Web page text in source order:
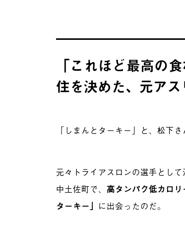
「これほど最高の
住を決めた、元アス
「しまんとターキー」と、松下
元々トライアスロンの選手とし
中土佐町で、 高タンパク低カロ
ターキー」 に出会ったのだ。